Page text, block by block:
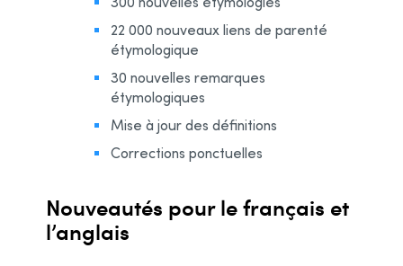
22 000 nouveaux liens de parenté
étymologique
30 nouvelles remarques
étymologiques
Mise à jour des définitions
Corrections ponctuelles
Nouveautés pour le français et
l’anglais